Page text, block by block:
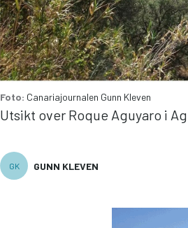
Foto: Canariajournalen Gunn Kleven
Utsikt over Roque Aguyaro i
GK GUNN KLEVEN